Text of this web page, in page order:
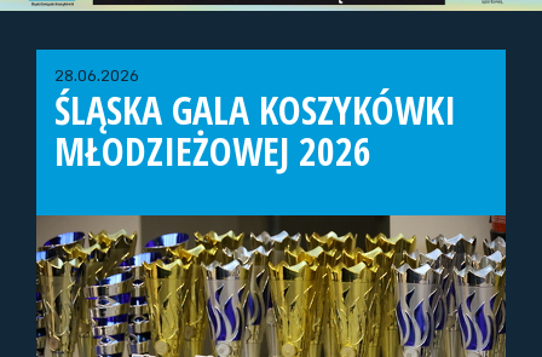
28.06.2026
ŚLĄSKA GALA KOSZYKÓWKI
MŁODZIEŻOWEJ 2026